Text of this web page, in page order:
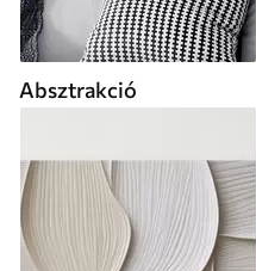
Absztrakció